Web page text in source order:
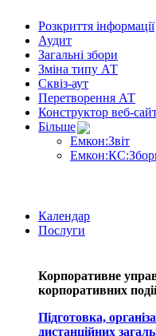
Розкриття інформації
Аудит
Загальні збори
Зміна типу АТ
Сквіз-аут
Перетворення АТ
Конструктор веб-
Більше
Емкон:Звіт
Календар
Послуги
Корпоративне
корпоративних
Підготовка,
дистанційних